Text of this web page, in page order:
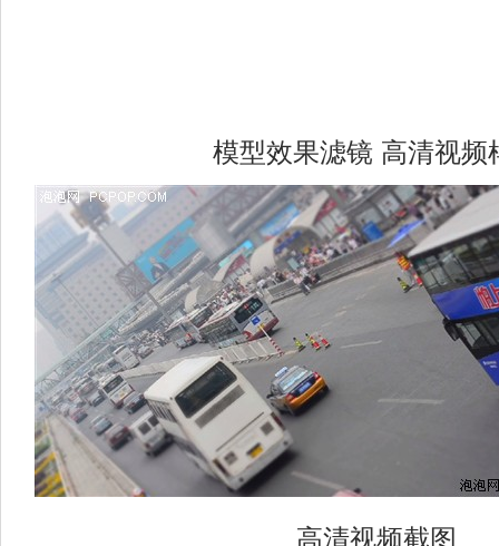
模型效果滤镜 高清视频
高清视频截图